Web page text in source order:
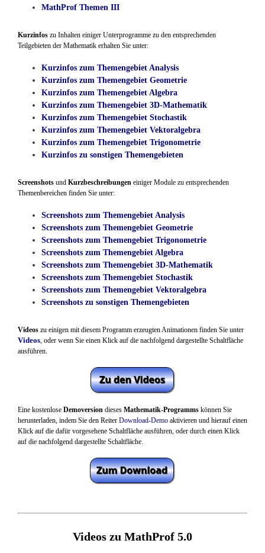
MathProf Themen III
Kurzinfos zu Inhalten einiger Unterprogramme zu den entsprechenden
Teilgebieten der Mathematik erhalten Sie unter:
Kurzinfos zum Themengebiet Analysis
Kurzinfos zum Themengebiet Geometrie
Kurzinfos zum Themengebiet Algebra
Kurzinfos zum Themengebiet 3D-Mathematik
Kurzinfos zum Themengebiet Stochastik
Kurzinfos zum Themengebiet Vektoralgebra
Kurzinfos zum Themengebiet Trigonometrie
Kurzinfos zu sonstigen Themengebieten
Screenshots und Kurzbeschreibungen einiger Module zu entsprechenden
Themenbereichen finden Sie unter:
Screenshots zum Themengebiet Analysis
Screenshots zum Themengebiet Geometrie
Screenshots zum Themengebiet Trigonometrie
Screenshots zum Themengebiet Algebra
Screenshots zum Themengebiet 3D-Mathematik
Screenshots zum Themengebiet Stochastik
Screenshots zum Themengebiet Vektoralgebra
Screenshots zu sonstigen Themengebieten
Videos zu einigen mit diesem Programm erzeugten Animationen finden Sie unter
Videos, oder wenn Sie einen Klick auf die nachfolgend dargestellte Schaltfläche
ausführen.
Eine kostenlose Demoversion dieses Mathematik-Programms können Sie
herunterladen, indem Sie den Reiter Download-Demo aktivieren und hierauf einen
Klick auf die dafür vorgesehene Schaltfläche ausführen, oder durch einen Klick
auf die nachfolgend dargestellte Schaltfläche.
Videos zu MathProf 5.0